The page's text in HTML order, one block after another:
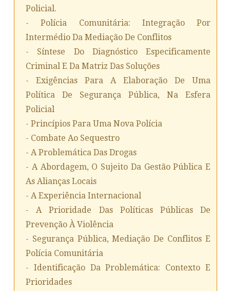
Policial.
- Polícia Comunitária: Integração Por
Intermédio Da Mediação De Conflitos
- Síntese Do Diagnóstico Especificamente
Criminal E Da Matriz Das Soluções
- Exigências Para A Elaboração De Uma
Política De Segurança Pública, Na Esfera
Policial
- Princípios Para Uma Nova Polícia
- Combate Ao Sequestro
- A Problemática Das Drogas
- A Abordagem, O Sujeito Da Gestão Pública E
As Alianças Locais
- A Experiência Internacional
- A Prioridade Das Políticas Públicas De
Prevenção À Violência
- Segurança Pública, Mediação De Conflitos E
Polícia Comunitária
- Identificação Da Problemática: Contexto E
Prioridades